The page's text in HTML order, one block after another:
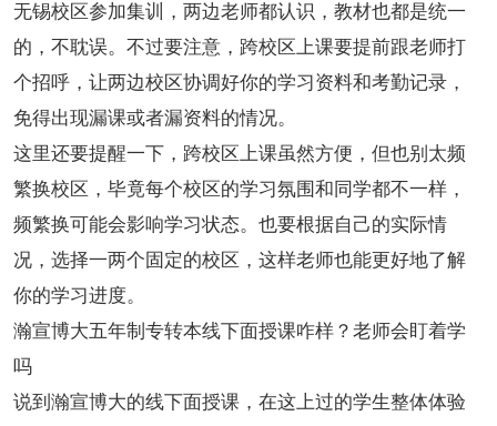
无锡校区参加集训，两边老师都认识，教材也都是统一
的，不耽误。不过要注意，跨校区上课要提前跟老师打
个招呼，让两边校区协调好你的学习资料和考勤记录，
免得出现漏课或者漏资料的情况。
这里还要提醒一下，跨校区上课虽然方便，但也别太频
繁换校区，毕竟每个校区的学习氛围和同学都不一样，
频繁换可能会影响学习状态。也要根据自己的实际情
况，选择一两个固定的校区，这样老师也能更好地了解
你的学习进度。
瀚宣博大五年制专转本线下面授课咋样？老师会盯着学
吗
说到瀚宣博大的线下面授课，在这上过的学生整体体验